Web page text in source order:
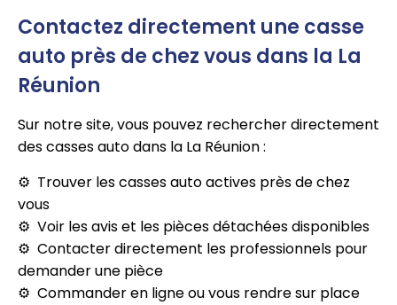
Contactez directement une casse
auto près de chez vous dans la La
Réunion
Sur notre site, vous pouvez rechercher directement
des casses auto dans la La Réunion :
Trouver les casses auto actives près de chez
vous
Voir les avis et les pièces détachées disponibles
Contacter directement les professionnels pour
demander une pièce
Commander en ligne ou vous rendre sur place